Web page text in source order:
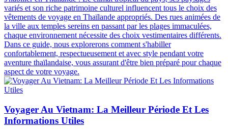
variés et son riche patrimoine culturel influencent tous le choix des
vêtements de voyage en Thaïlande appropriés. Des rues animées de
la ville aux temples sereins en passant par les plages immaculées,
chaque environnement nécessite des choix vestimentaires différents.
Dans ce guide, nous explorerons comment s'habiller
confortablement, respectueusement et avec style pendant votre
aventure thaïlandaise, vous assurant d'être bien préparé pour chaque
aspect de votre voyage.
Voyager Au Vietnam: La Meilleur Période Et Les
Informations Utiles